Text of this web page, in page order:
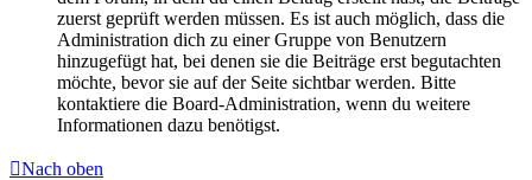
zuerst geprüft werden müssen. Es ist auch möglich, dass die
Administration dich zu einer Gruppe von Benutzern
hinzugefügt hat, bei denen sie die Beiträge erst begutachten
möchte, bevor sie auf der Seite sichtbar werden. Bitte
kontaktiere die Board-Administration, wenn du weitere
Informationen dazu benötigst.
Nach oben